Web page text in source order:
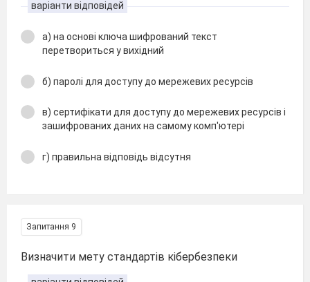
варіанти відповідей
а) на основі ключа шифрований текст
перетвориться у вихідний
б) паролі для доступу до мережевих ресурсів
в) сертифікати для доступу до мережевих ресурсів і
зашифрованих даних на самому комп'ютері
г) правильна відповідь відсутня
Запитання 9
Визначити мету стандартів кібербезпеки